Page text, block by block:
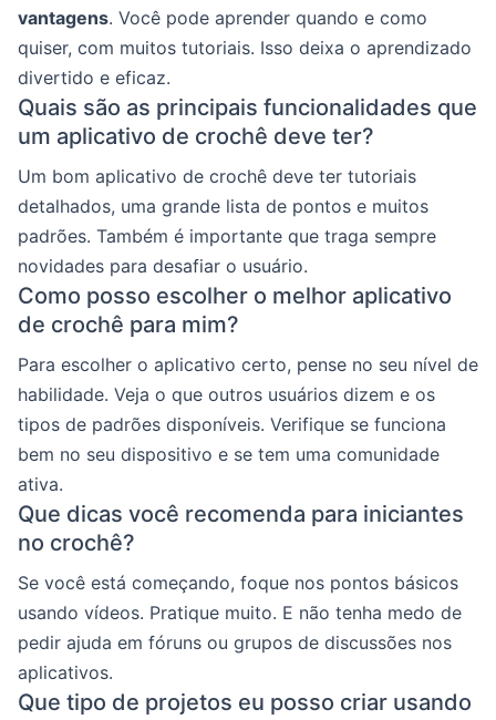
vantagens. Você pode aprender quando e como
quiser, com muitos tutoriais. Isso deixa o aprendizado
divertido e eficaz.
Quais são as principais funcionalidades que
um aplicativo de crochê deve ter?
Um bom aplicativo de crochê deve ter tutoriais
detalhados, uma grande lista de pontos e muitos
padrões. Também é importante que traga sempre
novidades para desafiar o usuário.
Como posso escolher o melhor aplicativo
de crochê para mim?
Para escolher o aplicativo certo, pense no seu nível de
habilidade. Veja o que outros usuários dizem e os
tipos de padrões disponíveis. Verifique se funciona
bem no seu dispositivo e se tem uma comunidade
ativa.
Que dicas você recomenda para iniciantes
no crochê?
Se você está começando, foque nos pontos básicos
usando vídeos. Pratique muito. E não tenha medo de
pedir ajuda em fóruns ou grupos de discussões nos
aplicativos.
Que tipo de projetos eu posso criar usando